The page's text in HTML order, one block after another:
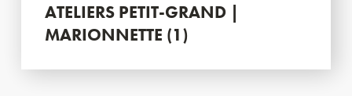
ATELIERS PETIT-GRAND |
MARIONNETTE (1)